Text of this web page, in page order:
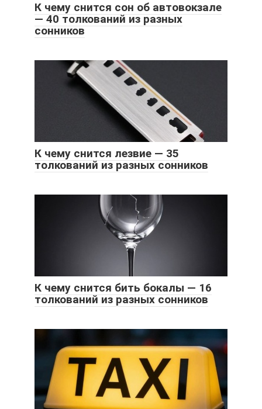
К чему снится сон об автовокзале
— 40 толкований из разных
сонников
К чему снится лезвие — 35
толкований из разных сонников
К чему снится бить бокалы — 16
толкований из разных сонников